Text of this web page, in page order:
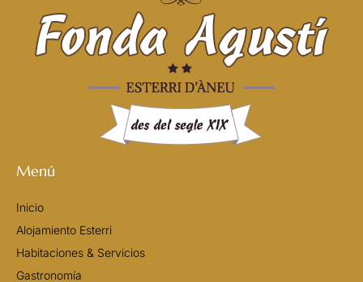
Menú
Inicio
Alojamiento Esterri
Habitaciones & Servicios
Gastronomía